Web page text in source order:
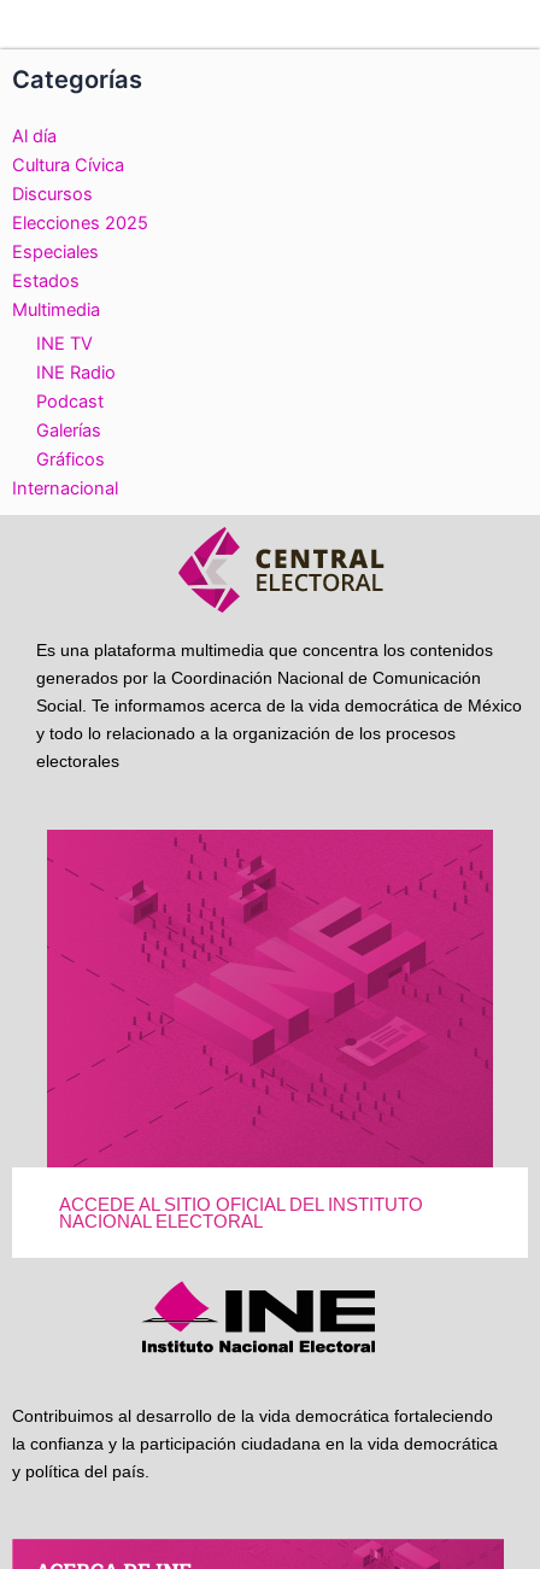
Categorías
Al día
Cultura Cívica
Discursos
Elecciones 2025
Especiales
Estados
Multimedia
INE TV
INE Radio
Podcast
Galerías
Gráficos
Internacional
Es una plataforma multimedia que concentra los contenidos
generados por la Coordinación Nacional de Comunicación
Social. Te informamos acerca de la vida democrática de México
y todo lo relacionado a la organización de los procesos
electorales
ACCEDE AL SITIO OFICIAL DEL INSTITUTO
NACIONAL ELECTORAL
Contribuimos al desarrollo de la vida democrática fortaleciendo
la confianza y la participación ciudadana en la vida democrática
y política del país.